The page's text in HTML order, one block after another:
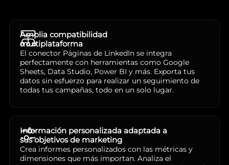
Amplia compatibilidad
multiplataforma
El conector Páginas de LinkedIn se integra
perfectamente con herramientas como Google
Sheets, Data Studio, Power BI y más. Exporta tus
datos sin esfuerzo para realizar un seguimiento de
todas tus campañas, todo en un solo lugar.
Información personalizada adaptada a
sus objetivos de marketing
Crea informes personalizados con las métricas y
dimensiones que más importan. Analiza el